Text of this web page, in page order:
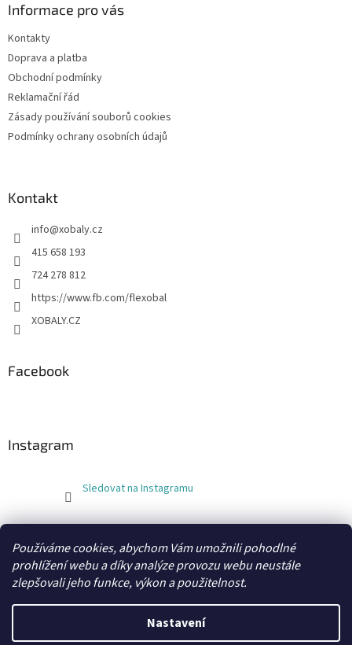
Používáme cookies, abychom Vám umožnili pohodlné
prohlížení webu a díky analýze provozu webu neustále
zlepšovali jeho funkce, výkon a použitelnost.
Nastavení
Informace pro vás
Kontakty
Doprava a platba
Obchodní podmínky
Reklamační řád
Zásady používání souborů cookies
Podmínky ochrany osobních údajů
Kontakt
info@xobaly.cz
415 658 193
724 278 812
https://www.fb.com/flexobal
XOBALY.CZ
Facebook
Instagram
Sledovat na Instagramu